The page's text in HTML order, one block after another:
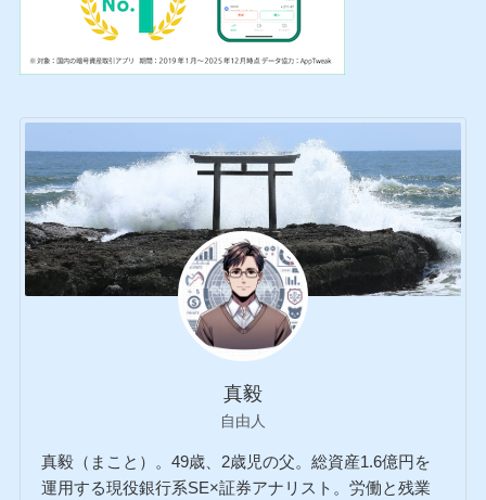
真毅
自由人
真毅（まこと）。49歳、2歳児の父。総資産1.6億円を
運用する現役銀行系SE×証券アナリスト。労働と残業